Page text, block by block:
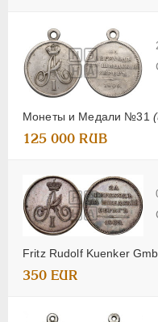
Монеты и Медали №31
125 000 RUB
Fritz Rudolf Kuenker
350 EUR